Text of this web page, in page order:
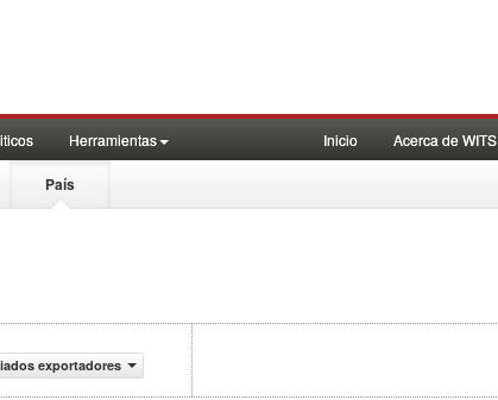
Herramientas Inicio Acerca de WITS
País
exportadores